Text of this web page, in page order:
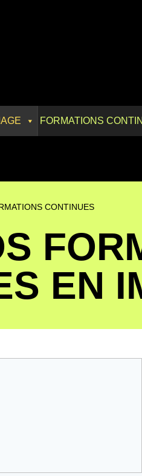
FORMATIONS
CONTINUES
EN